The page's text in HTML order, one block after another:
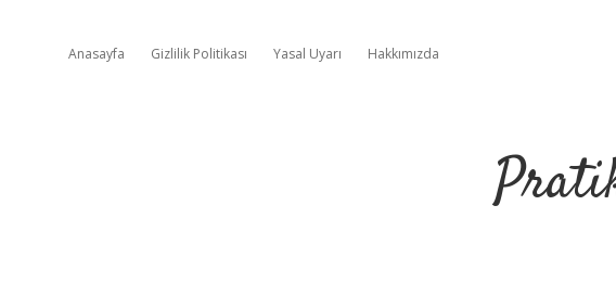
Anasayfa Gizlilik Politikası Yasal Uyarı Hakkımızda